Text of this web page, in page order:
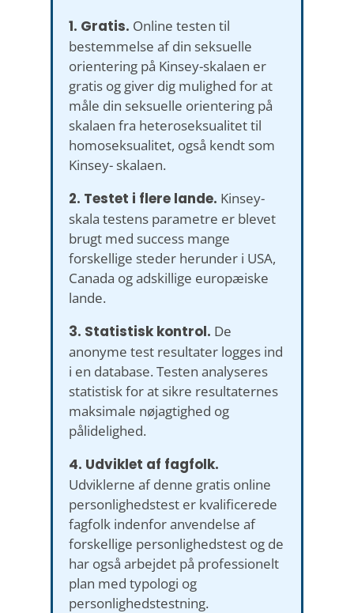
1. Gratis. Online testen til
bestemmelse af din seksuelle
orientering på Kinsey-skalaen er
gratis og giver dig mulighed for at
måle din seksuelle orientering på
skalaen fra heteroseksualitet til
homoseksualitet, også kendt som
Kinsey- skalaen.
2. Testet i flere lande. Kinsey-
skala testens parametre er blevet
brugt med success mange
forskellige steder herunder i USA,
Canada og adskillige europæiske
lande.
3. Statistisk kontrol. De
anonyme test resultater logges ind
i en database. Testen analyseres
statistisk for at sikre resultaternes
maksimale nøjagtighed og
pålidelighed.
4. Udviklet af fagfolk.
Udviklerne af denne gratis online
personlighedstest er kvalificerede
fagfolk indenfor anvendelse af
forskellige personlighedstest og de
har også arbejdet på professionelt
plan med typologi og
personlighedstestning.